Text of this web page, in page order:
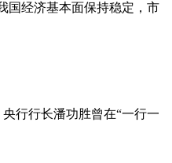
国经济基本面保持稳定，市
行行长潘功胜曾在“一行一